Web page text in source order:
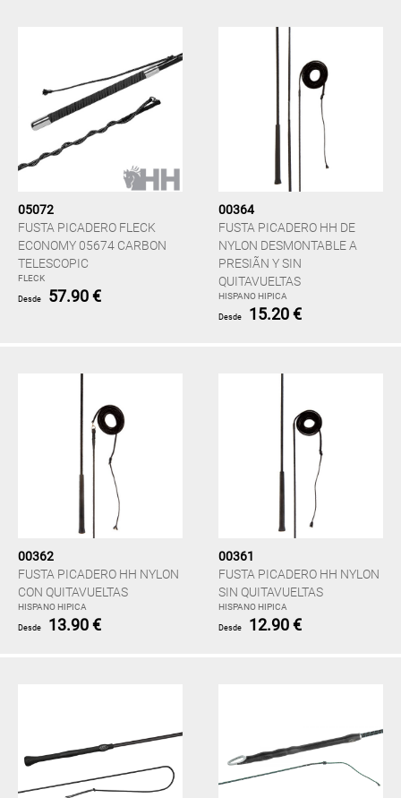
05072
FUSTA PICADERO FLECK
ECONOMY 05674 CARBON
TELESCOPIC
FLECK
Desde 57.90 €
00364
FUSTA PICADERO HH DE
NYLON DESMONTABLE A
PRESIÃN Y SIN
QUITAVUELTAS
HISPANO HIPICA
Desde 15.20 €
00362
FUSTA PICADERO HH NYLON
CON QUITAVUELTAS
HISPANO HIPICA
Desde 13.90 €
00361
FUSTA PICADERO HH NYLON
SIN QUITAVUELTAS
HISPANO HIPICA
Desde 12.90 €